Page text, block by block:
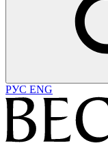
РУС ENG